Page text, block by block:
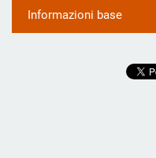
Informazioni base